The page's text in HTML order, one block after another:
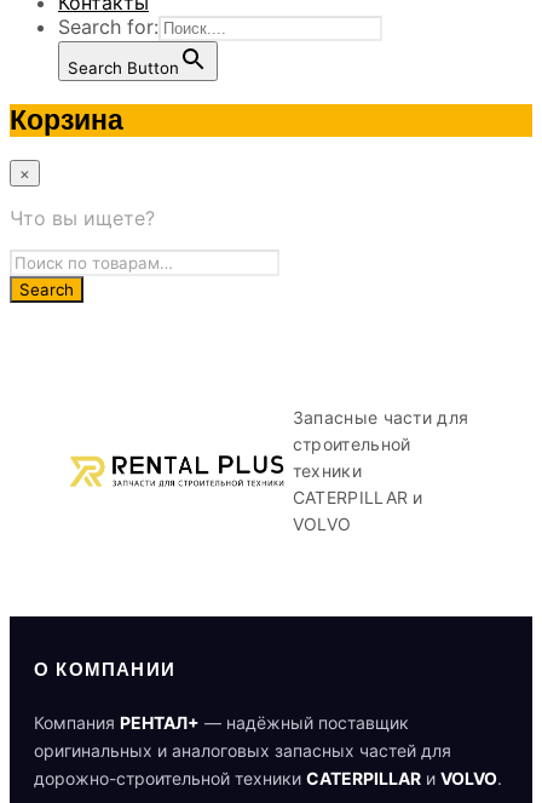
Search for:
Search Button
Корзина
×
Что вы ищете?
Запасные части для
строительной
техники
CATERPILLAR и
VOLVO
О КОМПАНИИ
Компания РЕНТАЛ+ — надёжный поставщик
оригинальных и аналоговых запасных частей для
дорожно-строительной техники CATERPILLAR и VOLVO.